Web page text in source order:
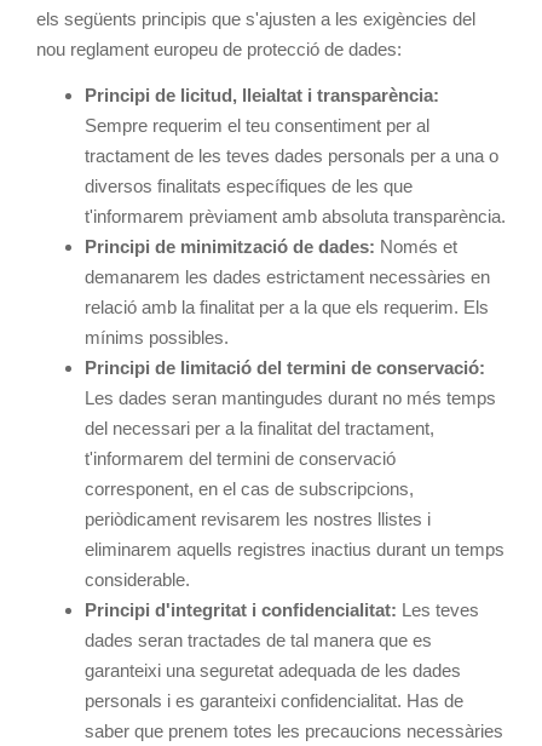
els següents principis que s'ajusten a les exigències del
nou reglament europeu de protecció de dades:
Principi de licitud, lleialtat i transparència:
Sempre requerim el teu consentiment per al
tractament de les teves dades personals per a una o
diversos finalitats específiques de les que
t'informarem prèviament amb absoluta transparència.
Principi de minimització de dades: Només et
demanarem les dades estrictament necessàries en
relació amb la finalitat per a la que els requerim. Els
mínims possibles.
Principi de limitació del termini de conservació:
Les dades seran mantingudes durant no més temps
del necessari per a la finalitat del tractament,
t'informarem del termini de conservació
corresponent, en el cas de subscripcions,
periòdicament revisarem les nostres llistes i
eliminarem aquells registres inactius durant un temps
considerable.
Principi d'integritat i confidencialitat: Les teves
dades seran tractades de tal manera que es
garanteixi una seguretat adequada de les dades
personals i es garanteixi confidencialitat. Has de
saber que prenem totes les precaucions necessàries